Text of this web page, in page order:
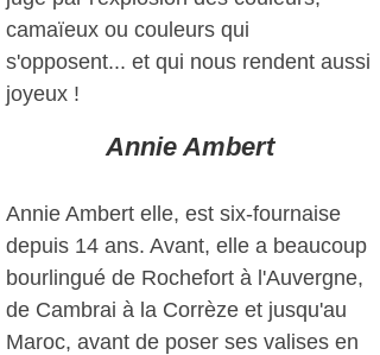
camaïeux ou couleurs qui
s'opposent... et qui nous rendent aussi
joyeux !
Annie Ambert
Annie Ambert elle, est six-fournaise
depuis 14 ans. Avant, elle a beaucoup
bourlingué de Rochefort à l'Auvergne,
de Cambrai à la Corrèze et jusqu'au
Maroc, avant de poser ses valises en